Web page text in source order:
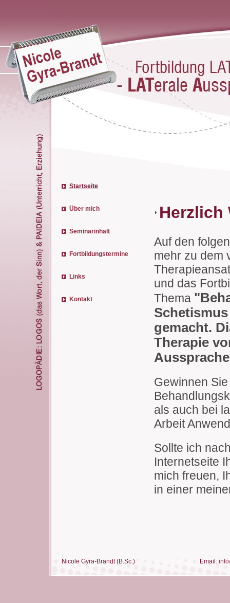
Startseite
Über mich
Seminarinhalt
Fortbildungstermine
Links
Kontakt
Herzlich
Auf den
mehr zu dem
und das
Thema
gemacht.
Therapie
Gewinnen
als auch bei
Arbeit
Sollte ich
Internetseite
mich freuen,
in einer
Nicole Gyra-Brandt (B.Sc.) Email: